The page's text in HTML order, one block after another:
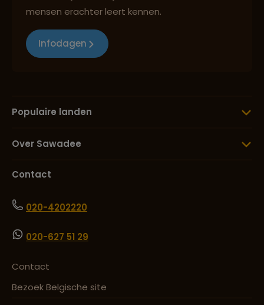
mensen erachter leert kennen.
Infodagen
Populaire landen
Over Sawadee
Contact
020-4202220
020-627 51 29
Contact
Bezoek Belgische site